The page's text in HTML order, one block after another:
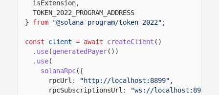
isExtension,
TOKEN_2022_PROGRAM_ADDRESS
}
from "@solana-program/token-2022" ;
const client = await createClient ()
. use(generatedPayer())
. use(
solanaRpc({
rpcUrl:
"http://localhost:8899" ,
rpcSubscriptionsUrl:
"ws://localhost:8900"